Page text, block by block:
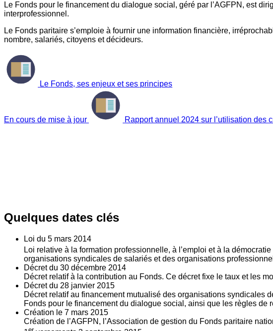
Le Fonds pour le financement du dialogue social, géré par l’AGFPN, est
interprofessionnel.
Le Fonds paritaire s’emploie à fournir une information financière,
nombre, salariés, citoyens et décideurs.
Le Fonds, ses enjeux et ses principes
En cours de mise à jour Rapport annuel 2024 sur l’utilisation des
Quelques dates clés
Loi du 5 mars 2014
Loi relative à la formation professionnelle, à l’emploi et à la
organisations syndicales de salariés et des organisations
Décret du 30 décembre 2014
Décret relatif à la contribution au Fonds. Ce décret fixe le taux et les
Décret du 28 janvier 2015
Décret relatif au financement mutualisé des organisations syndicales
Fonds pour le financement du dialogue social, ainsi que les règles de
Création le 7 mars 2015
Création de l’AGFPN, l’Association de gestion du Fonds paritaire